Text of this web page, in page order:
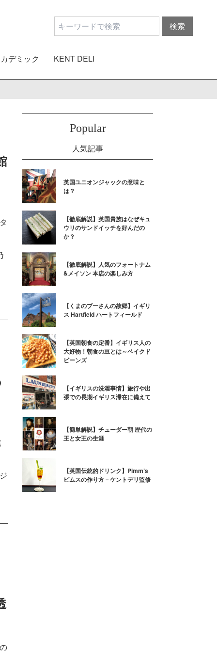
デミック KENT DELI
Popular
人気記事
英国ユニオンジャックの意味と
は？
【徹底解説】英国貴族はなぜキュ
ウリのサンドイッチを好んだの
か？
【徹底解説】人気のフォートナム
&メイソン 本店の楽しみ方
【くまのプーさんの故郷】イギリ
ス Hartfield ハートフィールド
【英国朝食の定番】イギリス人の
大好物！朝食の豆とは～ベイクド
ビーンズ
【イギリスの洗濯事情】旅行や出
張での長期イギリス滞在に備えて
【簡単解説】チューダー朝 歴代の
王と女王の生涯
【英国伝統的ドリンク】Pimm’s
ピムスの作り方－ケントデリ監修